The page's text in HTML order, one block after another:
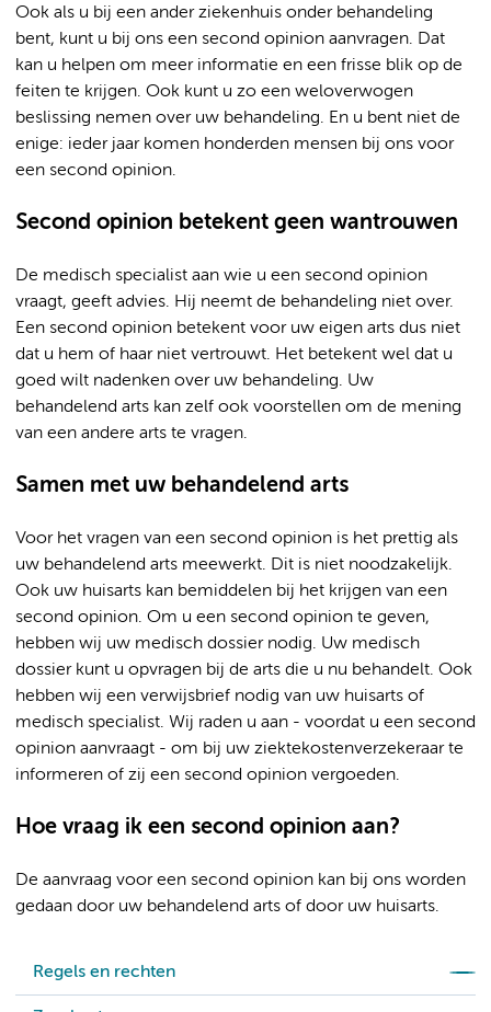
Regels en rechten
Ook als u bij een ander ziekenhuis onder behandeling
bent, kunt u bij ons een second opinion aanvragen. Dat
kan u helpen om meer informatie en een frisse blik op de
feiten te krijgen. Ook kunt u zo een weloverwogen
beslissing nemen over uw behandeling. En u bent niet de
enige: ieder jaar komen honderden mensen bij ons voor
een second opinion.
Second opinion betekent geen wantrouwen
De medisch specialist aan wie u een second opinion
vraagt, geeft advies. Hij neemt de behandeling niet over.
Een second opinion betekent voor uw eigen arts dus niet
dat u hem of haar niet vertrouwt. Het betekent wel dat u
goed wilt nadenken over uw behandeling. Uw
behandelend arts kan zelf ook voorstellen om de mening
van een andere arts te vragen.
Samen met uw behandelend arts
Voor het vragen van een second opinion is het prettig als
uw behandelend arts meewerkt. Dit is niet noodzakelijk.
Ook uw huisarts kan bemiddelen bij het krijgen van een
second opinion. Om u een second opinion te geven,
hebben wij uw medisch dossier nodig. Uw medisch
dossier kunt u opvragen bij de arts die u nu behandelt. Ook
hebben wij een verwijsbrief nodig van uw huisarts of
medisch specialist. Wij raden u aan - voordat u een second
opinion aanvraagt - om bij uw ziektekostenverzekeraar te
informeren of zij een second opinion vergoeden.
Hoe vraag ik een second opinion aan?
De aanvraag voor een second opinion kan bij ons worden
gedaan door uw behandelend arts of door uw huisarts.